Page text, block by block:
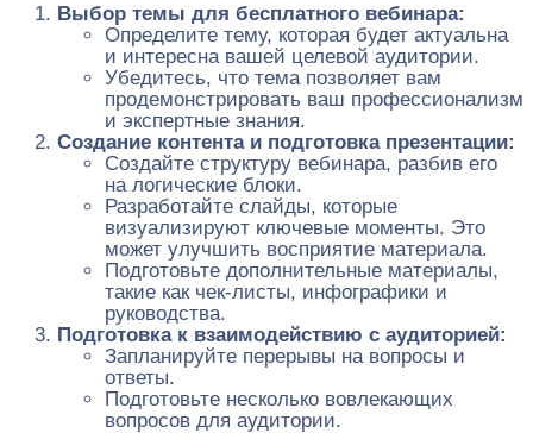
Выбор темы для бесплатного вебинара:
Определите тему, которая будет актуальна
и интересна вашей целевой аудитории.
Убедитесь, что тема позволяет вам
продемонстрировать ваш профессионализм
и экспертные знания.
Создание контента и подготовка презентации:
Создайте структуру вебинара, разбив его
на логические блоки.
Разработайте слайды, которые
визуализируют ключевые моменты. Это
может улучшить восприятие материала.
Подготовьте дополнительные материалы,
такие как чек-листы, инфографики и
руководства.
Подготовка к взаимодействию с аудиторией:
Запланируйте перерывы на вопросы и
ответы.
Подготовьте несколько вовлекающих
вопросов для аудитории.